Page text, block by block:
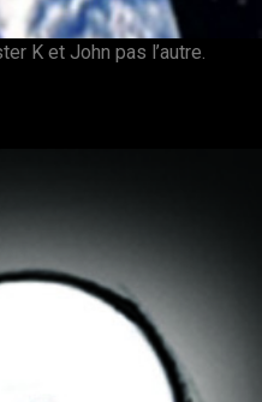
K et John pas l’autre.